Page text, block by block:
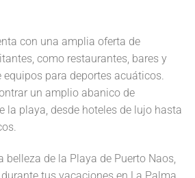
con una amplia oferta de
como restaurantes, bares y
para deportes acuáticos.
un amplio abanico de
la playa, desde hoteles de lujo hasta
belleza de la Playa de Puerto Naos,